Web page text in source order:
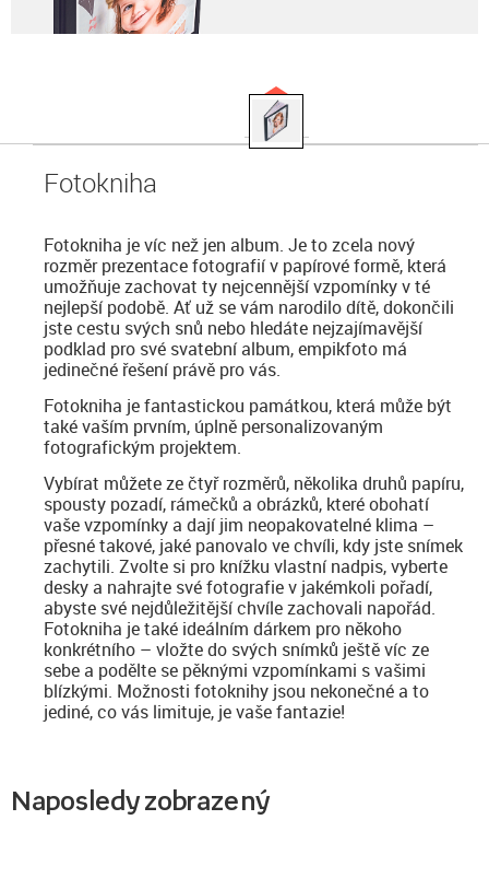
Fotokniha
Fotokniha je víc než jen album. Je to zcela nový
rozměr prezentace fotografií v papírové formě, která
umožňuje zachovat ty nejcennější vzpomínky v té
nejlepší podobě. Ať už se vám narodilo dítě, dokončili
jste cestu svých snů nebo hledáte nejzajímavější
podklad pro své svatební album, empikfoto má
jedinečné řešení právě pro vás.
Fotokniha je fantastickou památkou, která může být
také vaším prvním, úplně personalizovaným
fotografickým projektem.
Vybírat můžete ze čtyř rozměrů, několika druhů papíru,
spousty pozadí, rámečků a obrázků, které obohatí
vaše vzpomínky a dají jim neopakovatelné klima –
přesné takové, jaké panovalo ve chvíli, kdy jste snímek
zachytili. Zvolte si pro knížku vlastní nadpis, vyberte
desky a nahrajte své fotografie v jakémkoli pořadí,
abyste své nejdůležitější chvíle zachovali napořád.
Fotokniha je také ideálním dárkem pro někoho
konkrétního – vložte do svých snímků ještě víc ze
sebe a podělte se pěknými vzpomínkami s vašimi
blízkými. Možnosti fotoknihy jsou nekonečné a to
jediné, co vás limituje, je vaše fantazie!
Naposledy zobrazený